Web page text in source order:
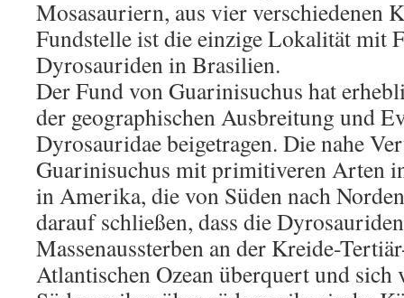
Mosasauriern, aus vier verschiedenen
Fundstelle ist die einzige Lokalität mit
Dyrosauriden in Brasilien.
Der Fund von Guarinisuchus hat
der geographischen Ausbreitung und
Dyrosauridae beigetragen. Die nahe
Guarinisuchus mit primitiveren Arten
in Amerika, die von Süden nach
darauf schließen, dass die
Massenaussterben an der Kreide-
Atlantischen Ozean überquert und sich